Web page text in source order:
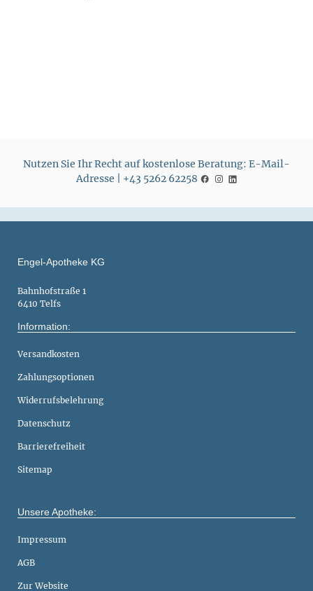
Nutzen Sie Ihr Recht auf kostenlose Beratung: E-Mail-
Adresse | +43 5262 62258
Engel-Apotheke KG
Bahnhofstraße 1
6410 Telfs
Information:
Versandkosten
Zahlungsoptionen
Widerrufsbelehrung
Datenschutz
Barrierefreiheit
Sitemap
Unsere Apotheke:
Impressum
AGB
Zur Website